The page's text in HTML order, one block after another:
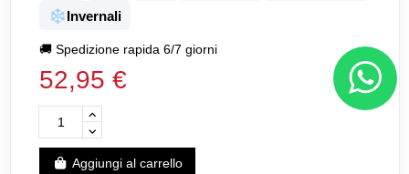
❄️Invernali
🚚Spedizione rapida 6/7 giorni
52,95 €
Aggiungi al carrello